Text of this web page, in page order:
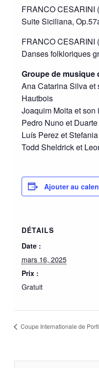
FRANCO CESARINI
Suite Siciliana,
FRANCO CESARINI
Danses folkloriques
Groupe de musique
Ana Catarina Silva et
Hautbois
Joaquim Moita et
Pedro Nuno et
Luís Perez et
Todd Sheldrick et
Ajouter au
DÉTAILS
Date :
mars 16, 2025
Prix :
Gratuit
Coupe Internationale de
E